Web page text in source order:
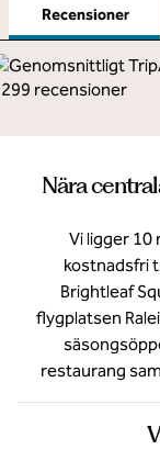
Recensioner
Nära
Vi ligger
kostnadsfri
Brightleaf
flygplatsen
restaurang